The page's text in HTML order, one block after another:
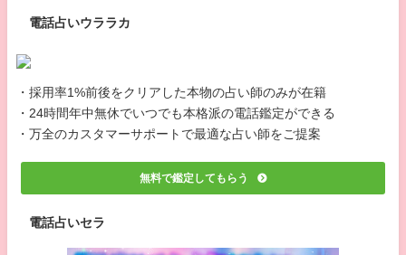
電話占いウララカ
・採用率1%前後をクリアした本物の占い師のみが在籍
・24時間年中無休でいつでも本格派の電話鑑定ができる
・万全のカスタマーサポートで最適な占い師をご提案
無料で鑑定してもらう
電話占いセラ